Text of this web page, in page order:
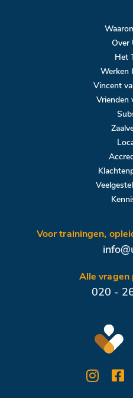
Over
Het
Werken
Vincent
Vrienden
Voor trainingen,
Alle vragen
020 -